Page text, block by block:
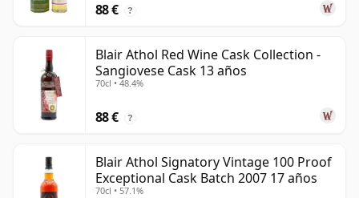
88 € ?
Blair Athol Red Wine Cask Collection -
Sangiovese Cask 13 años
70cl • 48.4%
88 € ?
Blair Athol Signatory Vintage 100 Proof
Exceptional Cask Batch 2007 17 años
70cl • 57.1%